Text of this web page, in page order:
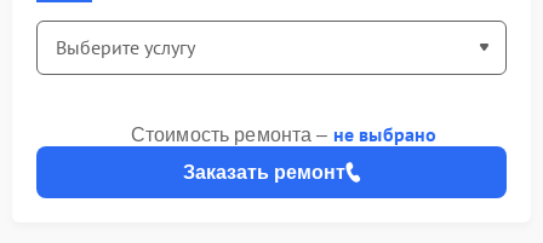
Заказать ремонт
Стоимость ремонта – не выбрано